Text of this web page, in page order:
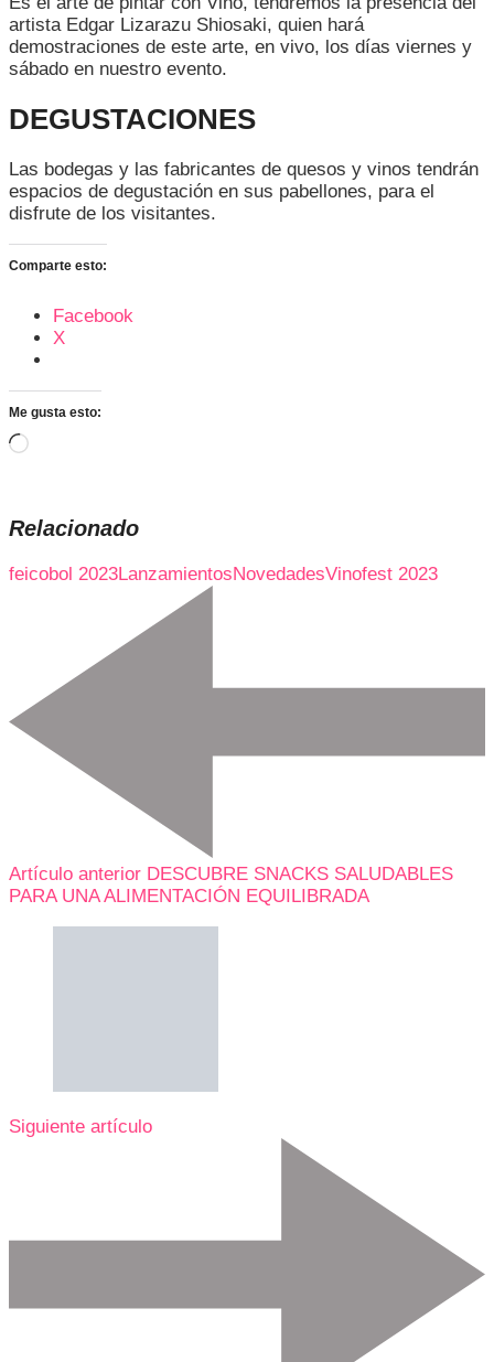
artista Edgar Lizarazu Shiosaki, quien hará
demostraciones de este arte, en vivo, los días viernes y
sábado en nuestro evento.
DEGUSTACIONES
Las bodegas y las fabricantes de quesos y vinos tendrán
espacios de degustación en sus pabellones, para el
disfrute de los visitantes.
Comparte esto:
Facebook
X
Me gusta esto:
Cargando...
Relacionado
feicobol 2023LanzamientosNovedadesVinofest 2023
Artículo anterior DESCUBRE SNACKS SALUDABLES
PARA UNA ALIMENTACIÓN EQUILIBRADA
Siguiente artículo